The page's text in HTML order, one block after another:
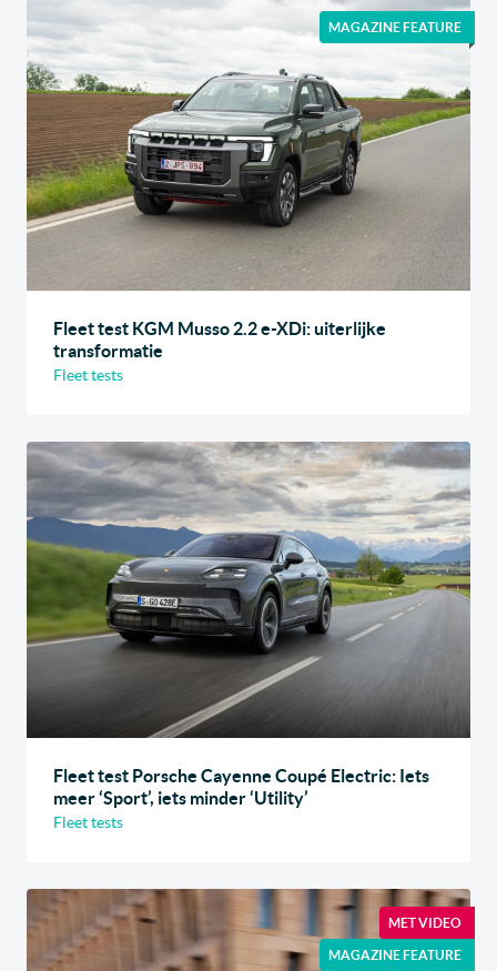
MAGAZINE FEATURE
Fleet test KGM Musso 2.2 e-XDi: uiterlijke
transformatie
Fleet tests
Fleet test Porsche Cayenne Coupé Electric: Iets
meer ‘Sport’, iets minder ‘Utility’
Fleet tests
MET VIDEO
MAGAZINE FEATURE